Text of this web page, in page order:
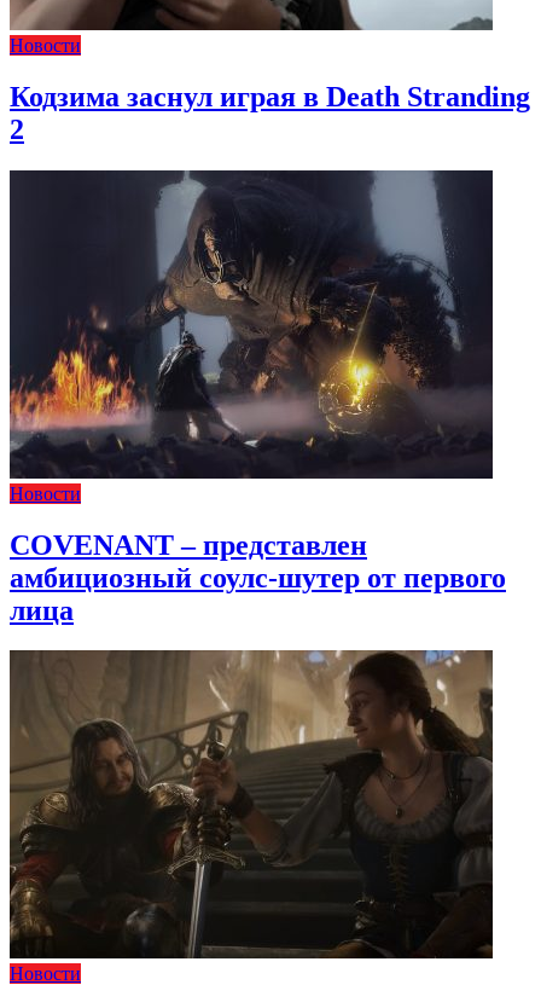
Новости
Кодзима заснул играя в Death Stranding
2
Новости
COVENANT – представлен
амбициозный соулс-шутер от первого
лица
Новости